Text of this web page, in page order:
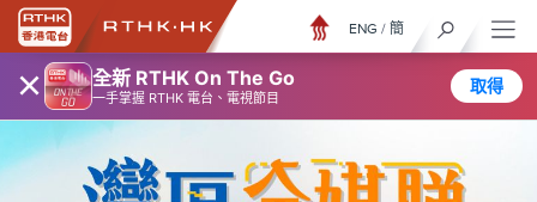
× 全新 RTHK On The Go
一手掌握 RTHK 電台、電視節目
取得
ENG / 簡